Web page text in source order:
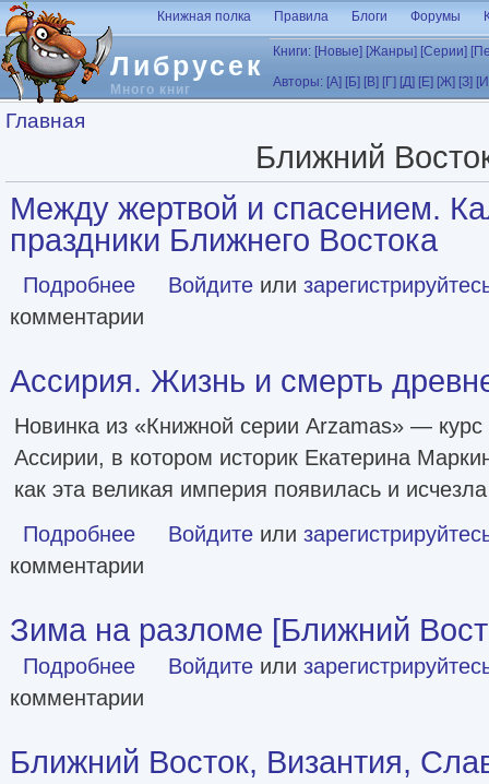
Перейти к основному содержанию
Либрусек
Много книг
Книжная полка Правила Блоги Форумы
Книги: [Новые] [Жанры] [Серии]
Авторы: [А] [Б] [В] [Г] [Д] [Е] [Ж] [З]
Вы здесь
Главная
Ближний
Между жертвой и спасением.
праздники Ближнего Востока
Подробнее о Между жертвой и спасением. Календари и праздники
Войдите или
комментарии
Ассирия. Жизнь и смерть
Новинка из «Книжной серии Arzamas» — курс
Ассирии, в котором историк Екатерина
как эта великая империя появилась и исчезла
Подробнее о Ассирия. Жизнь и смерть древней империи
Войдите или
комментарии
Зима на разломе [Ближний
Подробнее о Зима на разломе [Ближний Восток, 1993-94]
Войдите или
комментарии
Ближний Восток, Византия,